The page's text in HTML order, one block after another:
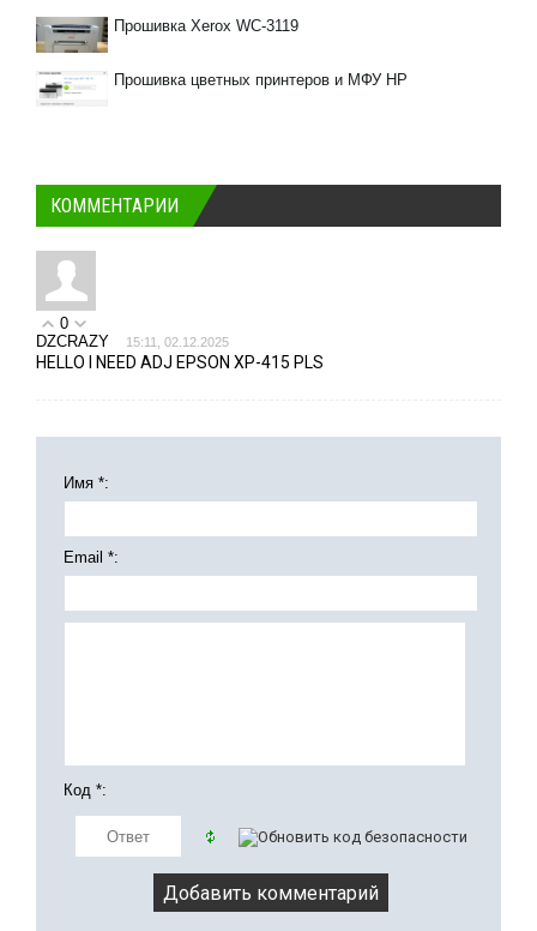
Прошивка Xerox WC-3119
Прошивка цветных принтеров и МФУ HP
КОММЕНТАРИИ
0
DZCRAZY
15:11, 02.12.2025
HELLO I NEED ADJ EPSON XP-415 PLS
Имя *:
Email *:
Код *: